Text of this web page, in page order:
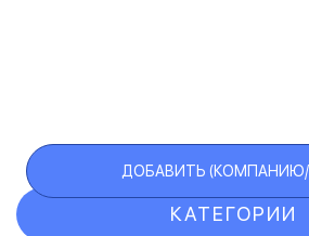
КАТЕГОРИИ
ДОБАВИТЬ